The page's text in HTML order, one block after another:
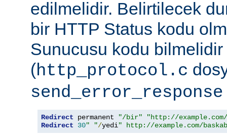
edilmelidir. Belirtilecek
bir HTTP Status kodu
Sunucusu kodu bilmelidir
(http_protocol.c
send_error_response
Redirect permanent "/bir"
"http://
Redirect
30" "/yedi" http://example.com/